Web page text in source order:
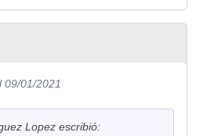
09/01/2021
Lopez escribió: